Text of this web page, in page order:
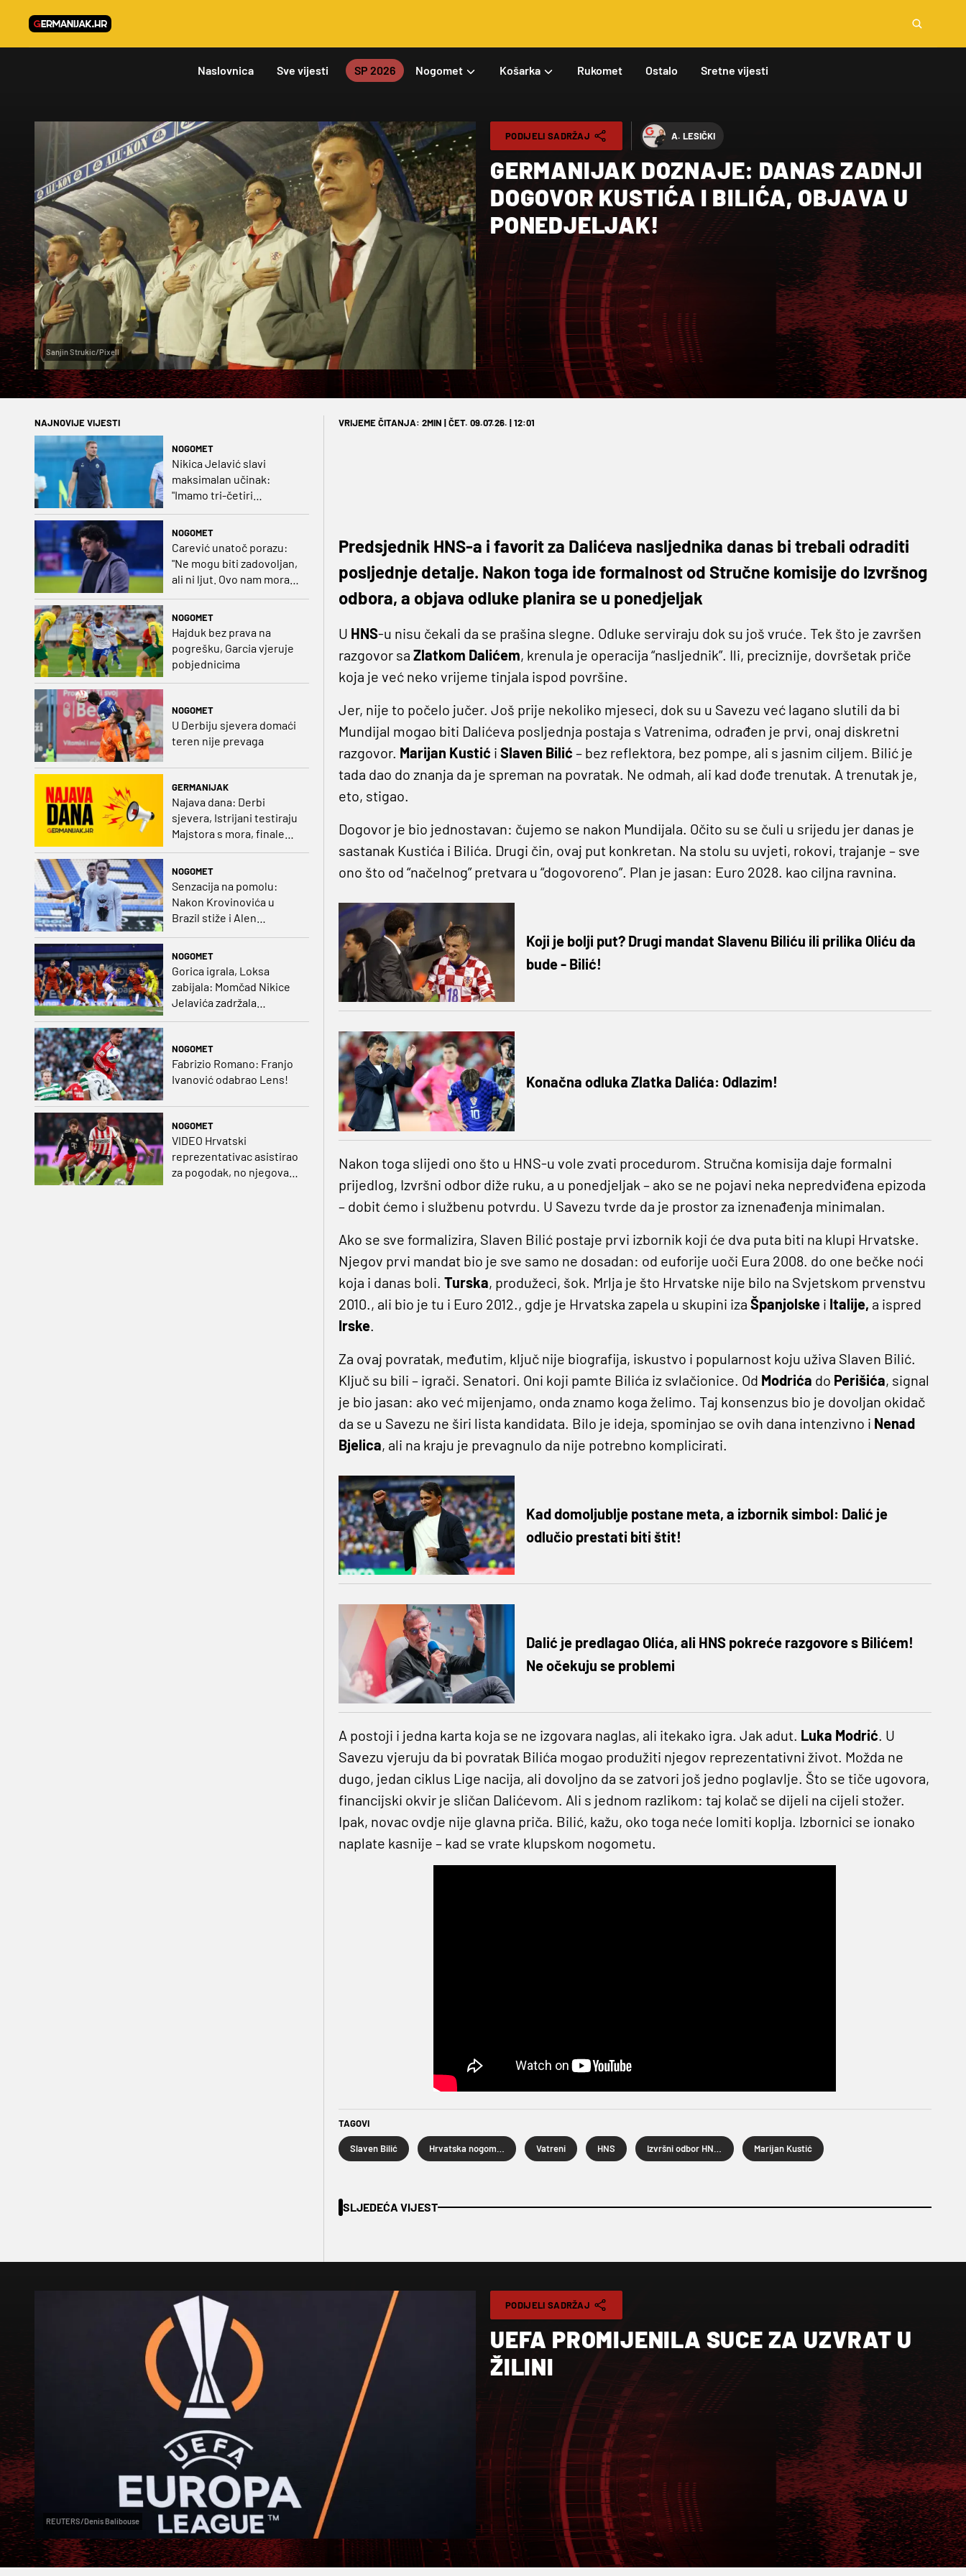
Naslovnica Sve vijesti SP 2026 Nogomet Košarka Rukomet Ostalo Sretne vijesti
Sanjin Strukic/Pixell
PODIJELI SADRŽAJ A. LESIČKI
GERMANIJAK DOZNAJE: DANAS ZADNJI
DOGOVOR KUSTIĆA I BILIĆA, OBJAVA U
PONEDJELJAK!
NAJNOVIJE VIJESTI
NOGOMET
Nikica Jelavić slavi
maksimalan učinak:
"Imamo tri-četiri
NOGOMET
Carević unatoč porazu:
"Ne mogu biti zadovoljan,
ali ni ljut. Ovo nam mora
NOGOMET
Hajduk bez prava na
pogrešku, Garcia vjeruje
pobjednicima
NOGOMET
U Derbiju sjevera domaći
teren nije prevaga
GERMANIJAK
Najava dana: Derbi
sjevera, Istrijani testiraju
Majstora s mora, finale
Francuza
NOGOMET
Senzacija na pomolu:
Nakon Krovinovića u
Brazil stiže i Alen
NOGOMET
Gorica igrala, Loksa
zabijala: Momčad Nikice
Jelavića zadržala
stopostotni učinak
NOGOMET
Fabrizio Romano: Franjo
Ivanović odabrao Lens!
NOGOMET
VIDEO Hrvatski
reprezentativac asistirao
za pogodak, no njegova
VRIJEME ČITANJA: 2MIN | ČET. 09.07.26. | 12:01
Predsjednik HNS-a i favorit za Dalićeva nasljednika danas bi trebali odraditi
posljednje detalje. Nakon toga ide formalnost od Stručne komisije do Izvršnog
odbora, a objava odluke planira se u ponedjeljak
U HNS-u nisu čekali da se prašina slegne. Odluke serviraju dok su još vruće. Tek što je završen
razgovor sa Zlatkom Dalićem, krenula je operacija “nasljednik”. Ili, preciznije, dovršetak priče
koja je već neko vrijeme tinjala ispod površine.
Jer, nije to počelo jučer. Još prije nekoliko mjeseci, dok su u Savezu već lagano slutili da bi
Mundijal mogao biti Dalićeva posljednja postaja s Vatrenima, odrađen je prvi, onaj diskretni
razgovor. Marijan Kustić i Slaven Bilić – bez reflektora, bez pompe, ali s jasnim ciljem. Bilić je
tada dao do znanja da je spreman na povratak. Ne odmah, ali kad dođe trenutak. A trenutak je,
eto, stigao.
Dogovor je bio jednostavan: čujemo se nakon Mundijala. Očito su se čuli u srijedu jer danas je
sastanak Kustića i Bilića. Drugi čin, ovaj put konkretan. Na stolu su uvjeti, rokovi, trajanje – sve
ono što od “načelnog” pretvara u “dogovoreno”. Plan je jasan: Euro 2028. kao ciljna ravnina.
Koji je bolji put? Drugi mandat Slavenu Biliću ili prilika Oliću da
bude - Bilić!
Konačna odluka Zlatka Dalića: Odlazim!
Nakon toga slijedi ono što u HNS-u vole zvati procedurom. Stručna komisija daje formalni
prijedlog, Izvršni odbor diže ruku, a u ponedjeljak – ako se ne pojavi neka nepredviđena epizoda
– dobit ćemo i službenu potvrdu. U Savezu tvrde da je prostor za iznenađenja minimalan.
Ako se sve formalizira, Slaven Bilić postaje prvi izbornik koji će dva puta biti na klupi Hrvatske.
Njegov prvi mandat bio je sve samo ne dosadan: od euforije uoči Eura 2008. do one bečke noći
koja i danas boli. Turska, produžeci, šok. Mrlja je što Hrvatske nije bilo na Svjetskom prvenstvu
2010., ali bio je tu i Euro 2012., gdje je Hrvatska zapela u skupini iza Španjolskei Italije, a ispred
Irske.
Za ovaj povratak, međutim, ključ nije biografija, iskustvo i popularnost koju uživa Slaven Bilić.
Ključ su bili – igrači. Senatori. Oni koji pamte Bilića iz svlačionice. Od Modrića do Perišića, signal
je bio jasan: ako već mijenjamo, onda znamo koga želimo. Taj konsenzus bio je dovoljan okidač
da se u Savezu ne širi lista kandidata. Bilo je ideja, spominjao se ovih dana intenzivno i Nenad
Bjelica, ali na kraju je prevagnulo da nije potrebno komplicirati.
Kad domoljublje postane meta, a izbornik simbol: Dalić je
odlučio prestati biti štit!
Dalić je predlagao Olića, ali HNS pokreće razgovore s Bilićem!
Ne očekuju se problemi
A postoji i jedna karta koja se ne izgovara naglas, ali itekako igra. Jak adut. Luka Modrić. U
Savezu vjeruju da bi povratak Bilića mogao produžiti njegov reprezentativni život. Možda ne
dugo, jedan ciklus Lige nacija, ali dovoljno da se zatvori još jedno poglavlje. Što se tiče ugovora,
financijski okvir je sličan Dalićevom. Ali s jednom razlikom: taj kolač se dijeli na cijeli stožer.
Ipak, novac ovdje nije glavna priča. Bilić, kažu, oko toga neće lomiti koplja. Izbornici se ionako
naplate kasnije – kad se vrate klupskom nogometu.
TAGOVI
Slaven Bilić Vatreni HNS Marijan Kustić
SLJEDEĆA VIJEST
REUTERS/Denis Balibouse
PODIJELI SADRŽAJ
UEFA PROMIJENILA SUCE ZA UZVRAT U
ŽILINI